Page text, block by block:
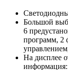
Большой
6
программ, 2
На дисплее
информация: